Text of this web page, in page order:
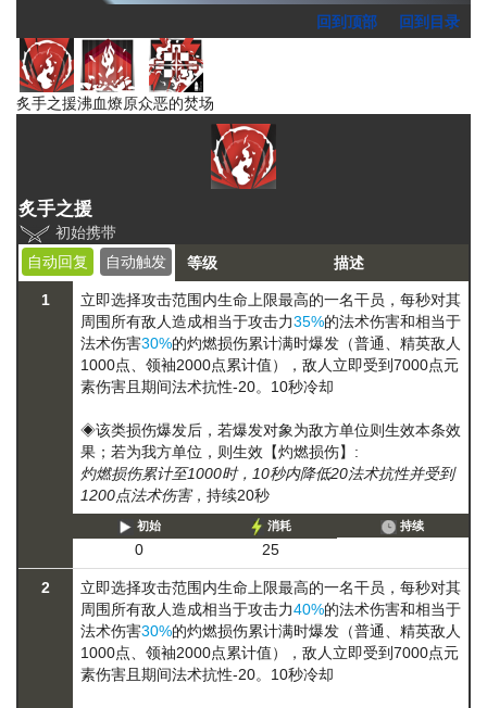
回到顶部 回到目录
炙手之援沸血燎原众恶的焚场
炙手之援
初始携带
自动回复
自动触发 等级 描述
1
立即选择攻击范围内生命上限最高的一名干员，每秒对其
周围所有敌人造成相当于攻击力35%的法术伤害和相当于
法术伤害30%的灼燃损伤累计满时爆发（普通、精英敌人
1000点、领袖2000点累计值），敌人立即受到7000点元
素伤害且期间法术抗性-20。10秒冷却
◈该类损伤爆发后，若爆发对象为敌方单位则生效本条效
果；若为我方单位，则生效【灼燃损伤】:
灼燃损伤累计至1000时，10秒内降低20法术抗性并受到
1200点法术伤害，持续20秒
初始
0
消耗
25
持续
2
立即选择攻击范围内生命上限最高的一名干员，每秒对其
周围所有敌人造成相当于攻击力40%的法术伤害和相当于
法术伤害30%的灼燃损伤累计满时爆发（普通、精英敌人
1000点、领袖2000点累计值），敌人立即受到7000点元
素伤害且期间法术抗性-20。10秒冷却